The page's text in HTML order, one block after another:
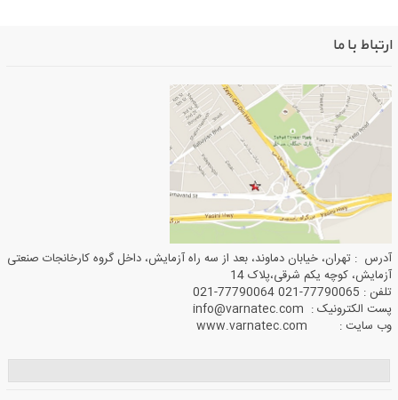
ارتباط با ما
آدرس : تهران، خیابان دماوند، بعد از سه راه آزمایش، داخل گروه کارخانجات صنعتی
آزمایش، کوچه یکم شرقی،پلاک 14
تلفن : 77790065-021 77790064-021
پست الکترونیک : info@varnatec.com
وب سایت : www.varnatec.com